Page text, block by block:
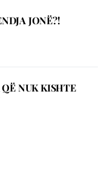
JONË?!
NUK KISHTE